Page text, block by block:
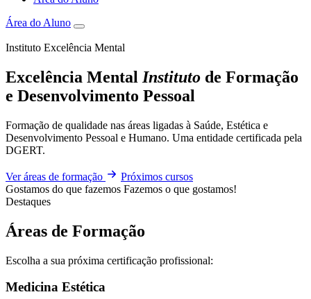
Área do Aluno
Instituto Excelência Mental
Excelência Mental Instituto de Formação
e Desenvolvimento Pessoal
Formação de qualidade nas áreas ligadas à Saúde, Estética e
Desenvolvimento Pessoal e Humano. Uma entidade certificada pela
DGERT.
Ver áreas de formação
Próximos cursos
Gostamos do que fazemos Fazemos o que gostamos!
Destaques
Áreas de Formação
Escolha a sua próxima certificação profissional:
Medicina Estética